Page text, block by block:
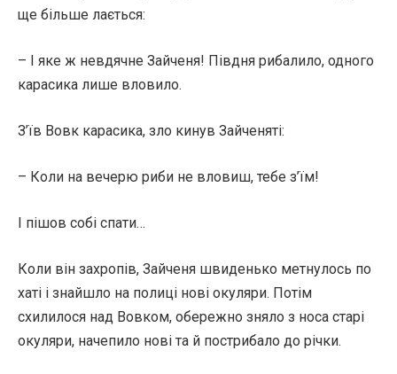
ще більше лається:
– І яке ж невдячне Зайченя! Півдня рибалило, одного
карасика лише вловило.
З’їв Вовк карасика, зло кинув Зайченяті:
– Коли на вечерю риби не вловиш, тебе з’їм!
І пішов собі спати…
Коли він захропів, Зайченя швиденько метнулось по
хаті і знайшло на полиці нові окуляри. Потім
схилилося над Вовком, обережно зняло з носа старі
окуляри, начепило нові та й пострибало до річки.